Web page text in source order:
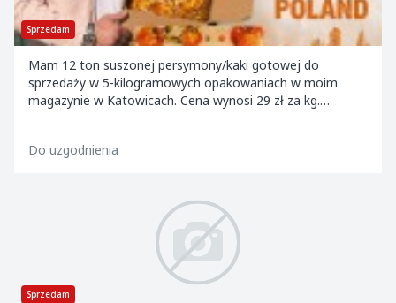
Sprzedam
Mam 12 ton suszonej persymony/kaki gotowej do
sprzedaży w 5-kilogramowych opakowaniach w moim
magazynie w Katowicach. Cena wynosi 29 zł za kg.
Do uzgodnienia
Sprzedam